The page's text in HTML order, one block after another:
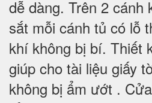
dễ dàng. Trên 2 cánh
sắt mỗi cánh tủ có lỗ
khí không bị bí. Thiết
giúp cho tài liệu giấy
không bị ẩm ướt .